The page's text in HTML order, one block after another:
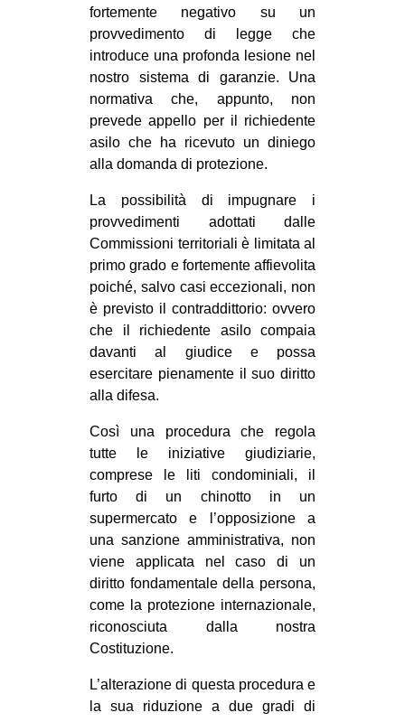
Fb
tw
bsky
ms
fortemente negativo su un
provvedimento di legge che
introduce una profonda lesione nel
nostro sistema di garanzie. Una
normativa che, appunto, non
prevede appello per il richiedente
asilo che ha ricevuto un diniego
alla domanda di protezione.
La possibilità di impugnare i
provvedimenti adottati dalle
Commissioni territoriali è limitata al
primo grado e fortemente affievolita
poiché, salvo casi eccezionali, non
è previsto il contraddittorio: ovvero
che il richiedente asilo compaia
davanti al giudice e possa
esercitare pienamente il suo diritto
alla difesa.
Così una procedura che regola
tutte le iniziative giudiziarie,
comprese le liti condominiali, il
furto di un chinotto in un
supermercato e l’opposizione a
una sanzione amministrativa, non
viene applicata nel caso di un
diritto fondamentale della persona,
come la protezione internazionale,
riconosciuta dalla nostra
Costituzione.
L’alterazione di questa procedura e
la sua riduzione a due gradi di